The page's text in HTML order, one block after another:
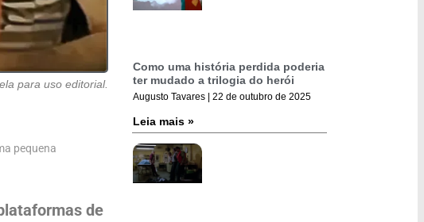
para uso editorial.
pequena
de
Como uma história perdida poderia
ter mudado a trilogia do herói
Augusto Tavares 22 de outubro de 2025
Leia mais »